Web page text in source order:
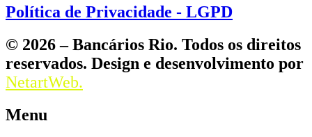
Política de Privacidade - LGPD
© 2026 – Bancários Rio. Todos os direitos
reservados. Design e desenvolvimento por
NetartWeb.
Menu